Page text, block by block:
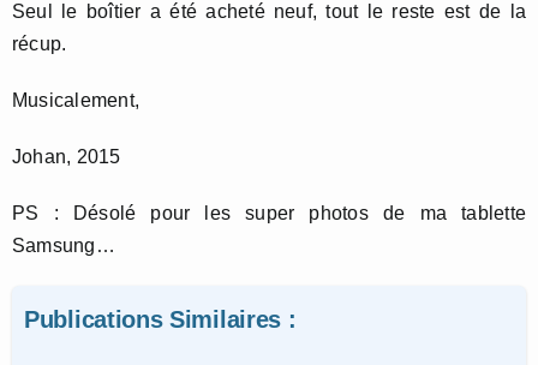
Seul le boîtier a été acheté neuf, tout le reste est de la
récup.
Musicalement,
Johan, 2015
PS : Désolé pour les super photos de ma tablette
Samsung…
Publications Similaires :